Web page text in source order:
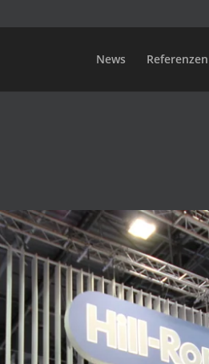
News Referenzen